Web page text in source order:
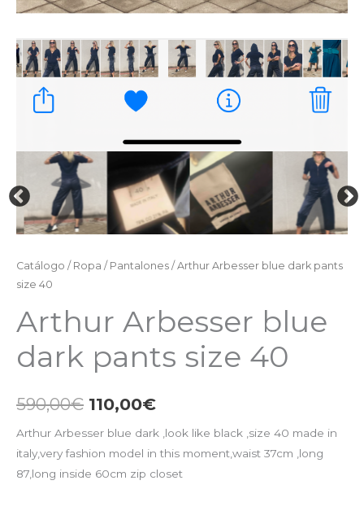
Catálogo / Ropa / Pantalones / Arthur Arbesser blue dark pants
size 40
Arthur Arbesser blue
dark pants size 40
590,00€ 110,00€
Arthur Arbesser blue dark ,look like black ,size 40 made in
italy,very fashion model in this moment,waist 37cm ,long
87,long inside 60cm zip closet